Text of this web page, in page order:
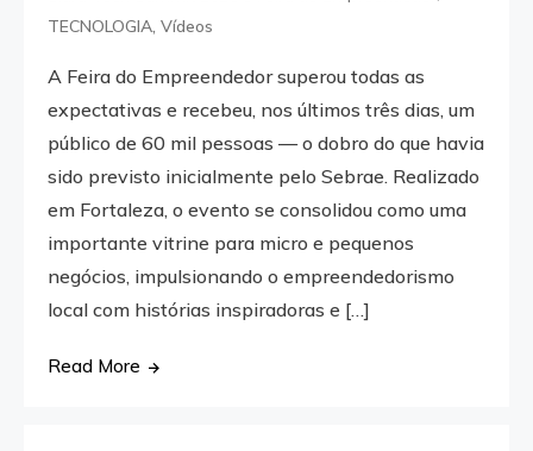
TECNOLOGIA ,Vídeos
A Feira do Empreendedor superou todas as
expectativas e recebeu, nos últimos três dias, um
público de 60 mil pessoas — o dobro do que havia
sido previsto inicialmente pelo Sebrae. Realizado
em Fortaleza, o evento se consolidou como uma
importante vitrine para micro e pequenos
negócios, impulsionando o empreendedorismo
local com histórias inspiradoras e […]
Read More